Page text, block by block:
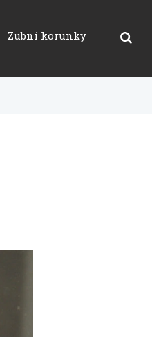
Zubní korunky